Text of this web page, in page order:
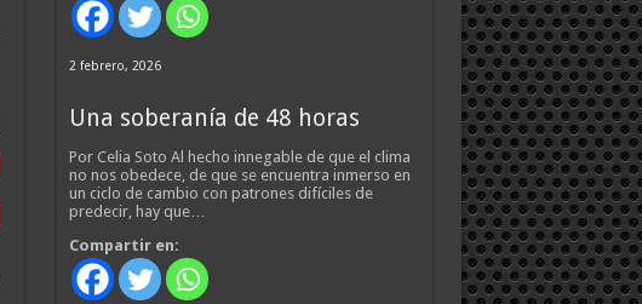
2 febrero, 2026
Una soberanía de 48 horas
Por Celia Soto Al hecho innegable de que el clima
no nos obedece, de que se encuentra inmerso en
un ciclo de cambio con patrones difíciles de
predecir, hay que…
Compartir en: